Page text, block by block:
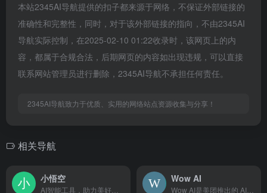
本站2345AI导航提供的扣子都来源于网络，不保证外部链接的
准确性和完整性，同时，对于该外部链接的指向，不由2345AI
导航实际控制，在2025-02-10 01:22收录时，该网页上的内
容，都属于合规合法，后期网页的内容如出现违规，可以直接
联系网站管理员进行删除，2345AI导航不承担任何责任。
2345AI导航致力于优质、实用的网络站点资源收集与分享！
相关导航
小悟空 Wow AI